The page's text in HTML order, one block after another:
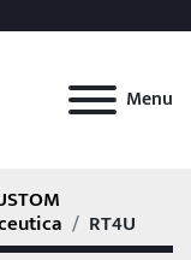
Menu
RT4U